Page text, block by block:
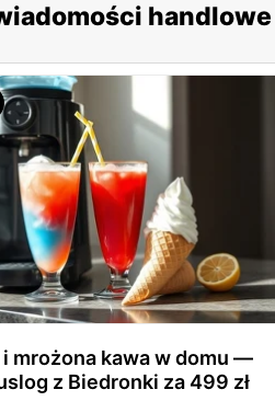
handlowe
i mrożona kawa w domu —
z Biedronki za 499 zł